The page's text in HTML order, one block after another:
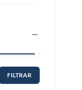
FILTRAR